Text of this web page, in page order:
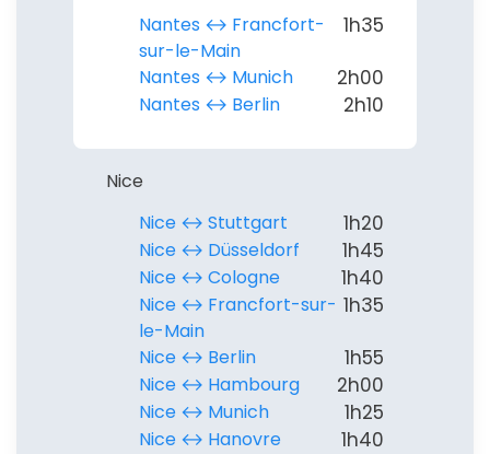
Nantes ↔︎ Francfort-
sur-le-Main
1h35
Nantes ↔︎ Munich 2h00
Nantes ↔︎ Berlin 2h10
Nice
Nice ↔︎ Stuttgart
1h20
Nice ↔︎ Düsseldorf 1h45
Nice ↔︎ Cologne 1h40
Nice ↔︎ Francfort-sur-
le-Main
1h35
Nice ↔︎ Berlin 1h55
Nice ↔︎ Hambourg 2h00
Nice ↔︎ Munich 1h25
Nice ↔︎ Hanovre 1h40